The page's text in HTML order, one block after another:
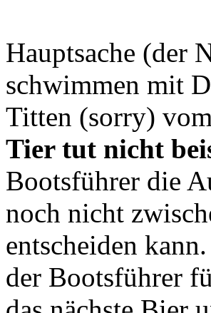
Hauptsache (der
schwimmen mit
Titten (sorry)
Tier tut nicht
Bootsführer die
noch nicht
entscheiden
der Bootsführer